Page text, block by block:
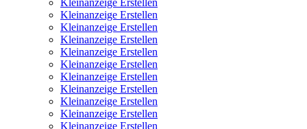
Kleinanzeige Erstellen
Kleinanzeige Erstellen
Kleinanzeige Erstellen
Kleinanzeige Erstellen
Kleinanzeige Erstellen
Kleinanzeige Erstellen
Kleinanzeige Erstellen
Kleinanzeige Erstellen
Kleinanzeige Erstellen
Kleinanzeige Erstellen